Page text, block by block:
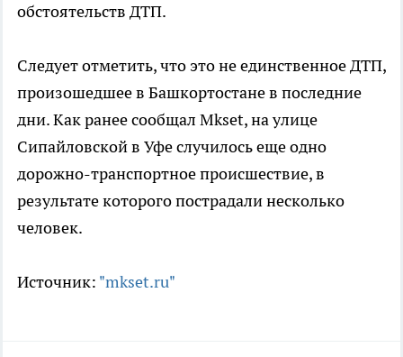
обстоятельств ДТП.
Следует отметить, что это не единственное ДТП,
произошедшее в Башкортостане в последние
дни. Как ранее сообщал Mkset, на улице
Сипайловской в Уфе случилось еще одно
дорожно-транспортное происшествие, в
результате которого пострадали несколько
человек.
Источник: "mkset.ru"